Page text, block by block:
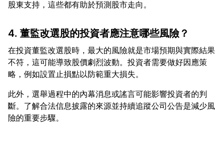
4. 董監改選股的投資者應注意哪些風險？
在投資董監改選股時，最大的風險就是市場預期與實際結果
不符，這可能導致股價劇烈波動。投資者需要做好因應策
此外，選舉過程中的內幕消息或謠言可能影響投資者的判
斷。了解合法信息披露的來源並持續追蹤公司公告是減少風